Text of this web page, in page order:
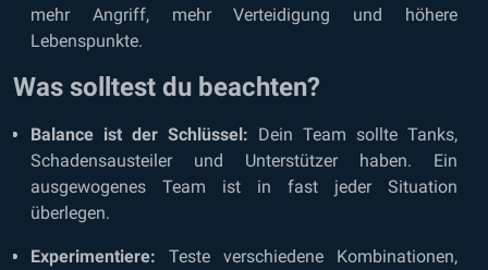
mehr Angriff, mehr Verteidigung und höhere
Lebenspunkte.
Was solltest du beachten?
Balance ist der Schlüssel: Dein Team sollte Tanks,
Schadensausteiler und Unterstützer haben. Ein
ausgewogenes Team ist in fast jeder Situation
überlegen.
Experimentiere: Teste verschiedene Kombinationen,